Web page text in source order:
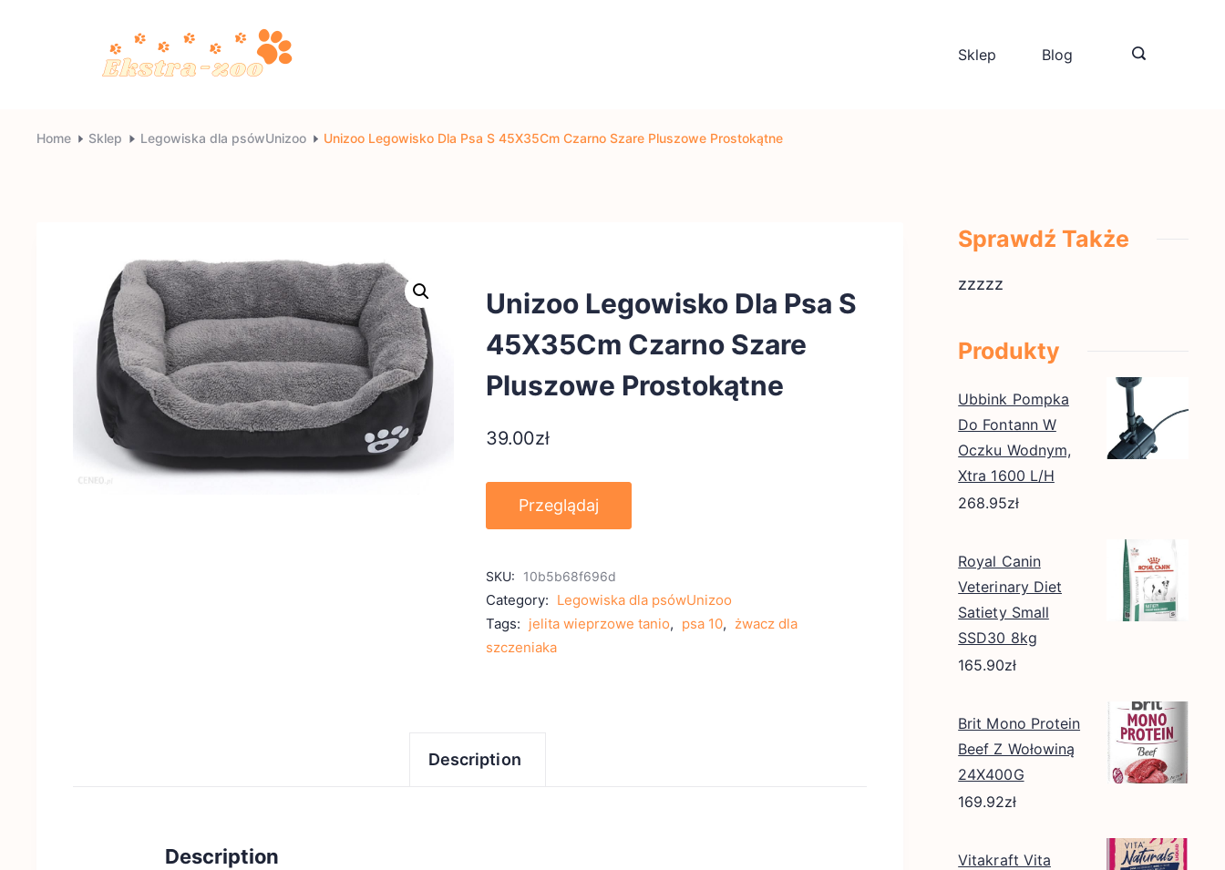
zoo
Sklep Blog
Home Sklep Legowiska dla psówUnizoo Unizoo Legowisko Dla Psa S 45X35Cm Czarno Szare Pluszowe Prostokątne
Unizoo Legowisko Dla Psa S
45X35Cm Czarno Szare
Pluszowe Prostokątne
39.00zł
Przeglądaj
SKU: 10b5b68f696d
Category: Legowiska dla psówUnizoo
Tags: jelita wieprzowe tanio, psa 10, żwacz dla
szczeniaka
Description
Description
Sprawdź Także
zzzzz
Produkty
Ubbink Pompka
Do Fontann W
Oczku Wodnym,
Xtra 1600 L/H
268.95zł
Royal Canin
Veterinary Diet
Satiety Small
SSD30 8kg
165.90zł
Brit Mono Protein
Beef Z Wołowiną
24X400G
169.92zł
Vitakraft Vita